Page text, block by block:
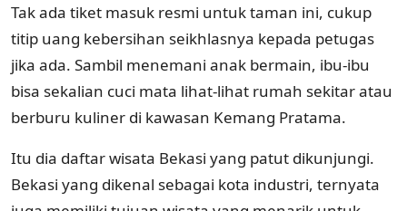
Tak ada tiket masuk resmi untuk taman ini, cukup
titip uang kebersihan seikhlasnya kepada petugas
jika ada. Sambil menemani anak bermain, ibu-ibu
bisa sekalian cuci mata lihat-lihat rumah sekitar atau
berburu kuliner di kawasan Kemang Pratama.
Itu dia daftar wisata Bekasi yang patut dikunjungi.
Bekasi yang dikenal sebagai kota industri, ternyata